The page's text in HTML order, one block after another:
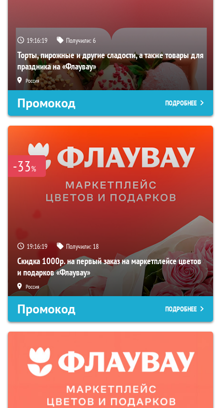
19:16:18 Получили:6
Торты, пирожные и другие сладости, а также товары для
праздника на «Флаувау»
Россия
Промокод ПОДРОБНЕЕ
-33%
19:16:18 Получили: 18
Скидка 1000р. на первый заказ на маркетплейсе цветов
и подарков «Флаувау»
Россия
Промокод ПОДРОБНЕЕ